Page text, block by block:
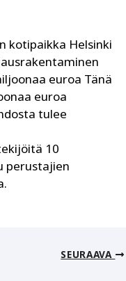
kotipaikka Helsinki
euroa Tänä
euroa
tulee
10
perustajien
SEURAAVA